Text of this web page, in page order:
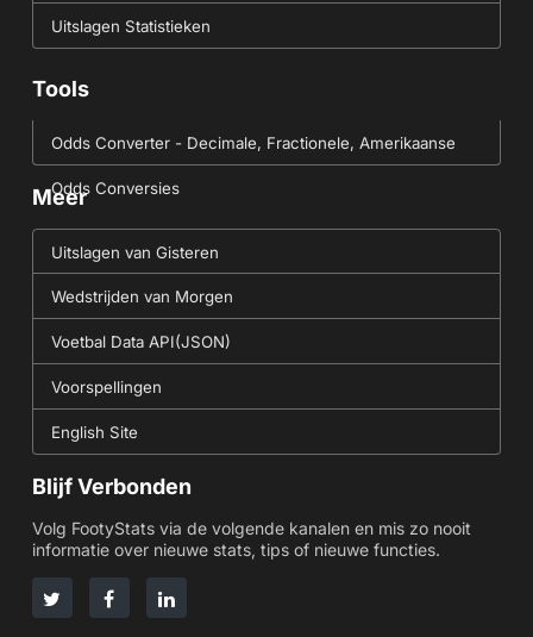
Uitslagen Statistieken
Tools
Odds Converter - Decimale, Fractionele, Amerikaanse
Odds Conversies
Meer
Uitslagen van Gisteren
Wedstrijden van Morgen
Voetbal Data API(JSON)
Voorspellingen
English Site
Blijf Verbonden
Volg FootyStats via de volgende kanalen en mis zo nooit
informatie over nieuwe stats, tips of nieuwe functies.